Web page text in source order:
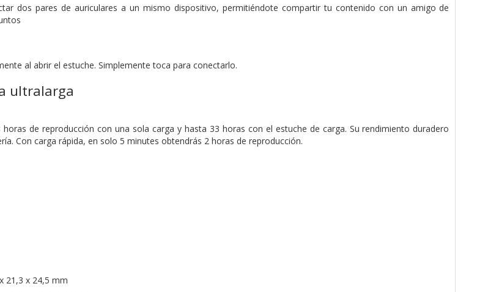
dos pares de auriculares a un mismo dispositivo, permitiéndote compartir tu contenido con un amigo de
al abrir el estuche. Simplemente toca para conectarlo.
ultralarga
de reproducción con una sola carga y hasta 33 horas con el estuche de carga. Su rendimiento duradero
Con carga rápida, en solo 5 minutes obtendrás 2 horas de reproducción.
21,3 x 24,5 mm